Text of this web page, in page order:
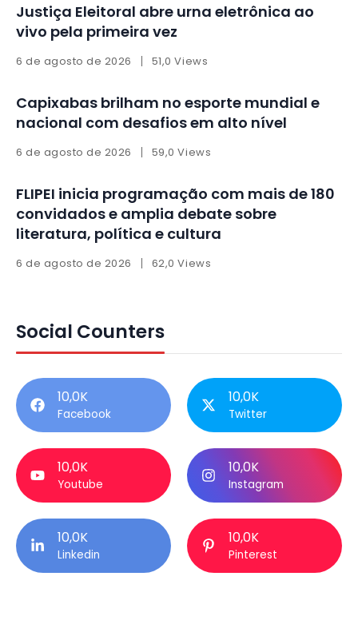
Justiça Eleitoral abre urna eletrônica ao
vivo pela primeira vez
6 de agosto de 2026 51,0 Views
Capixabas brilham no esporte mundial e
nacional com desafios em alto nível
6 de agosto de 2026 59,0 Views
FLIPEI inicia programação com mais de 180
convidados e amplia debate sobre
literatura, política e cultura
6 de agosto de 2026 62,0 Views
Social Counters
10,0K
Facebook
10,0K
Twitter
10,0K
Youtube
10,0K
Instagram
10,0K
Linkedin
10,0K
Pinterest